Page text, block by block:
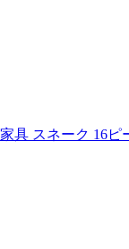
具 スネーク 16